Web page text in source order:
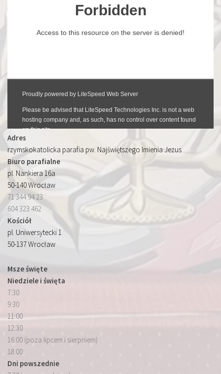
Adres
rzymskokatolicka parafia pw. Najświętszego Imienia Jezus
Biuro parafialne
pl. Nankiera 16a
50-140 Wrocław
71 344 94 23
604 323 462
Kościół
pl. Uniwersytecki 1
50-137 Wrocław
Msze święte
Niedziele i święta
7:30
9:30
11:00
12:30
16:00 (poza lipcem i sierpniem)
18:00
Dni powszednie